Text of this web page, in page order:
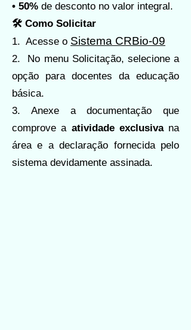
• 50% de desconto no valor integral.
🛠️ Como Solicitar
1. Acesse o Sistema CRBio-09
2. No menu Solicitação, selecione a
opção para docentes da educação
básica.
3. Anexe a documentação que
comprove a atividade exclusivana
área e a declaração fornecida pelo
sistema devidamente assinada.